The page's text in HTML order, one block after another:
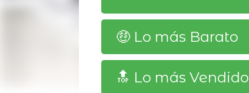
🤑 Lo más Barato
🔝 Lo más Vendido